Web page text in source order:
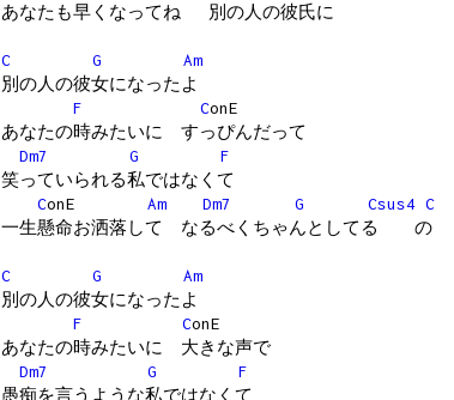
あなたも早くなってね 別の人の彼氏に
C G
Am
別の人の彼女になったよ
F
ConE
あなたの時みたいに すっぴんだって
Dm7
G
F
笑っていられる私ではなくて
ConE Am Dm7 G Csus4 C
一生懸命お洒落して なるべくちゃんとしてる の
C G
Am
別の人の彼女になったよ
F
ConE
あなたの時みたいに 大きな声で
Dm7
G
F
愚痴を言うような私ではなくて